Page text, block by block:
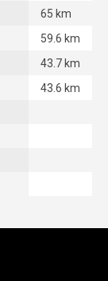
65 km
59.6 km
43.7 km
43.6 km